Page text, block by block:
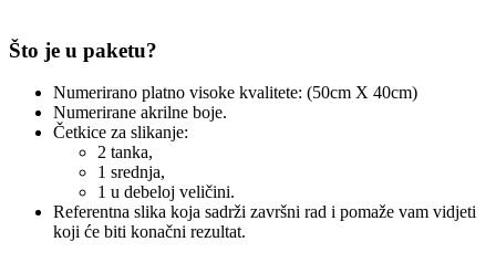
Što je u paketu?
Numerirano platno visoke kvalitete: (50cm X 40cm)
Numerirane akrilne boje.
Četkice za slikanje:
2 tanka,
1 srednja,
1 u debeloj veličini.
Referentna slika koja sadrži završni rad i pomaže vam vidjeti
koji će biti konačni rezultat.